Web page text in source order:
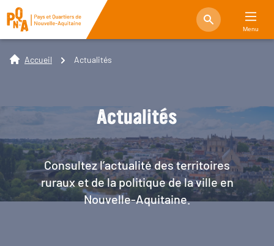
Menu
Accueil Actualités
Actualités
Consultez l’actualité des territoires
ruraux et de la politique de la ville en
Nouvelle-Aquitaine.